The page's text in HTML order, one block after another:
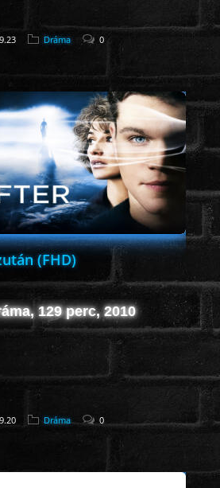
Dráma 0
(FHD)
129 perc, 2010
Dráma 0